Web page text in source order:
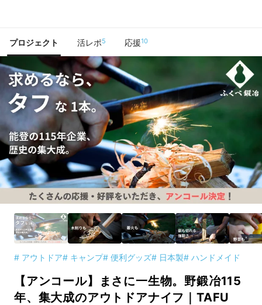
プロジェクト 活レポ5 応援10
# アウトドア# キャンプ# 便利グッズ# 日本製# ハンドメイド
【アンコール】まさに一生物。野鍛冶115
年、集大成のアウトドアナイフ｜TAFU